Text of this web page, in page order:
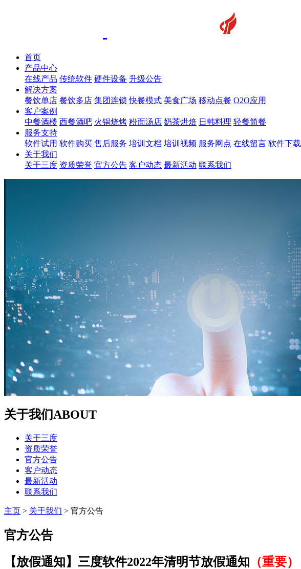
首页
产品中心
在线产品 传统软件 硬件设备 升级公告
解决方案
餐饮单店 餐饮多店 集团连锁 快餐模式 美食广场 移动点餐 O2O应用
客户案例
中餐酒楼 西餐酒吧 火锅烧烤 粉面汤店 奶茶烘焙 日韩料理 轻餐简餐
服务支持
软件试用 软件购买 售后服务 培训文档 培训视频 服务网点 在线留言 软件下载
关于我们
关于三度 资质荣誉 官方公告 客户动态 最新活动 联系我们
关于我们ABOUT
关于三度
资质荣誉
官方公告
客户动态
最新活动
联系我们
主页 > 关于我们 > 官方公告
官方公告
【放假通知】三度软件2022年清明节放假通知 （重要）